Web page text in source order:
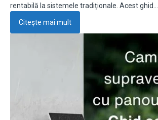
rentabilă la sistemele tradiționale. Acest ghid…
Citește mai mult